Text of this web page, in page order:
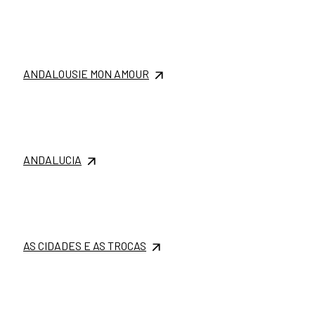
ANDALOUSIE MON AMOUR
ANDALUCIA
AS CIDADES E AS TROCAS